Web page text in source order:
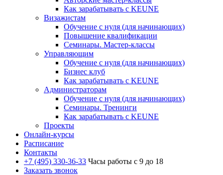
Как зарабатывать с KEUNE
Визажистам
Обучение с нуля (для начинающих)
Повышение квалификации
Семинары. Мастер-классы
Управляющим
Обучение с нуля (для начинающих)
Бизнес клуб
Как зарабатывать с KEUNE
Администраторам
Обучение с нуля (для начинающих)
Семинары. Тренинги
Как зарабатывать с KEUNE
Проекты
Онлайн-курсы
Расписание
Контакты
+7 (495) 330-36-33 Часы работы с 9 до 18
Заказать звонок